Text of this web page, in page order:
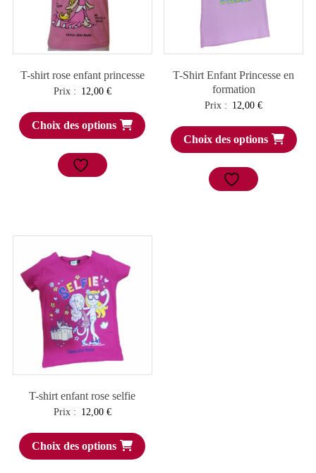
T-shirt rose enfant princesse
Prix : 12,00 €
Choix des options
T-Shirt Enfant Princesse en
formation
Prix : 12,00€
Choix des options
T-shirt enfant rose selfie
Prix : 12,00 €
Choix des options